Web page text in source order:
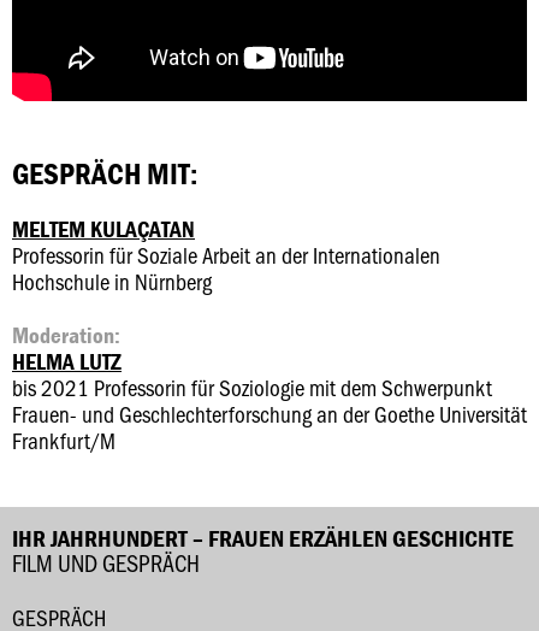
GESPRÄCH MIT:
MELTEM KULAÇATAN
Professorin für Soziale Arbeit an der Internationalen
Hochschule in Nürnberg
Moderation:
HELMA LUTZ
bis 2021 Professorin für Soziologie mit dem Schwerpunkt
Frauen- und Geschlechterforschung an der Goethe Universität
Frankfurt/M
IHR JAHRHUNDERT – FRAUEN ERZÄHLEN GESCHICHTE
FILM UND GESPRÄCH
GESPRÄCH